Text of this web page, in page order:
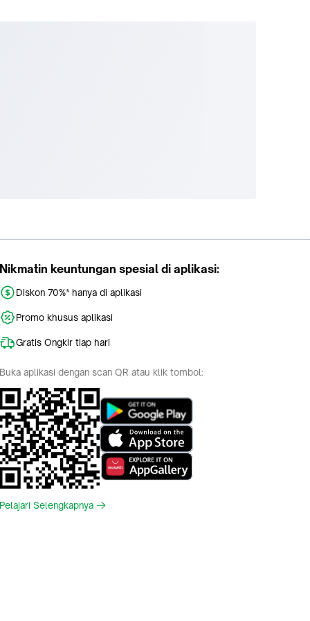
Nikmatin keuntungan spesial di aplikasi:
Diskon 70%* hanya di aplikasi
Promo khusus aplikasi
Gratis Ongkir tiap hari
Buka aplikasi dengan scan QR atau klik tombol:
Pelajari Selengkapnya